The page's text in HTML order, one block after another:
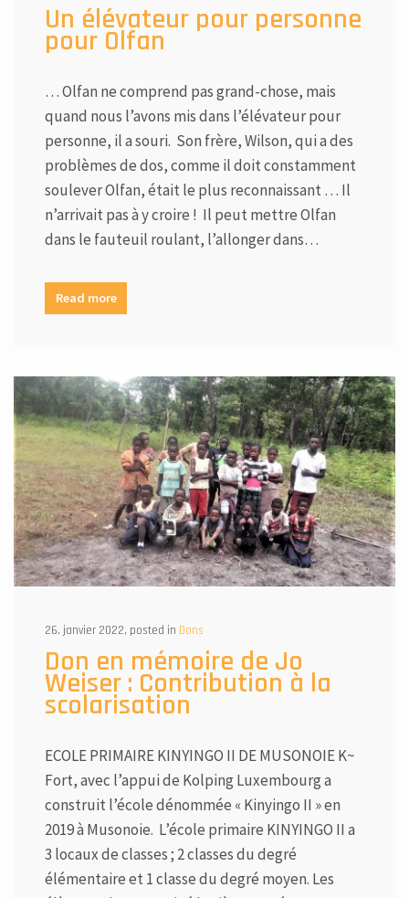
Un élévateur pour personne
pour Olfan
… Olfan ne comprend pas grand-chose, mais
quand nous l’avons mis dans l’élévateur pour
personne, il a souri. Son frère, Wilson, qui a des
problèmes de dos, comme il doit constamment
soulever Olfan, était le plus reconnaissant … Il
n’arrivait pas à y croire ! Il peut mettre Olfan
dans le fauteuil roulant, l’allonger dans…
Read more
26. janvier 2022, posted in Dons
Don en mémoire de Jo
Weiser : Contribution à la
scolarisation
ECOLE PRIMAIRE KINYINGO II DE MUSONOIE K~
Fort, avec l’appui de Kolping Luxembourg a
construit l’école dénommée « Kinyingo II » en
2019 à Musonoie. L’école primaire KINYINGO II a
3 locaux de classes ; 2 classes du degré
élémentaire et 1 classe du degré moyen. Les